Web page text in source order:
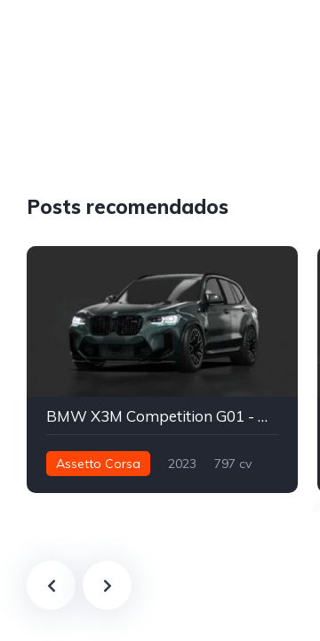
Posts recomendados
BMW X3M Competition G01 - Mitch Spec | TGA x NAVVA
Assetto Corsa 2023
797 cv